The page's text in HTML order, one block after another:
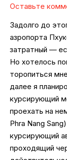
Оставьте
Задолго до
азропорта
затратный —
Но хотелось
торопиться
далее я
курсирующий
проехать на
Phra Nang
курсирующий
проходящий